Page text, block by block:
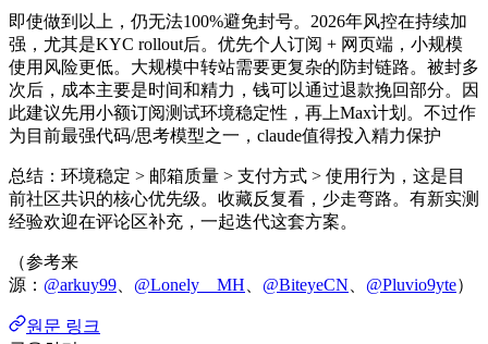
即使做到以上，仍无法100%避免封号。2026年风控在持续加
强，尤其是KYC rollout后。优先个人订阅 + 网页端，小规模
使用风险更低。大规模中转站需要更复杂的防封链路。被封多
次后，成本主要是时间和精力，钱可以通过退款挽回部分。因
此建议先用小额订阅测试环境稳定性，再上Max计划。不过作
为目前最强代码/思考模型之一，claude值得投入精力保护
总结：环境稳定 > 邮箱质量 > 支付方式 > 使用行为，这是目
前社区共识的核心优先级。收藏反复看，少走弯路。有新实测
经验欢迎在评论区补充，一起迭代这套方案。
（参考来
源： @arkuy99、 @Lonely__MH、 @BiteyeCN、 @Pluvio9yte）
원문 링크